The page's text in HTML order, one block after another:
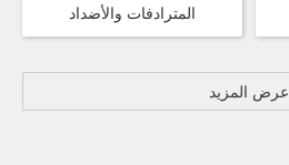
المترادفات والأضداد
عرض المزيد